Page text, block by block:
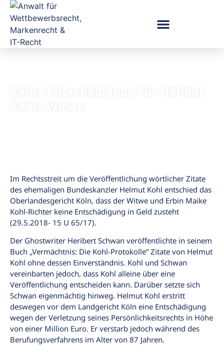
Im Rechtsstreit um die Veröffentlichung wörtlicher Zitate
des ehemaligen Bundeskanzler Helmut Kohl entschied das
Oberlandesgericht Köln, dass der Witwe und Erbin Maike
Kohl-Richter keine Entschädigung in Geld zusteht
(29.5.2018- 15 U 65/17).
Der Ghostwriter Heribert Schwan veröffentlichte in seinem
Buch „Vermächtnis: Die Kohl-Protokolle“ Zitate von Helmut
Kohl ohne dessen Einverständnis. Kohl und Schwan
vereinbarten jedoch, dass Kohl alleine über eine
Veröffentlichung entscheiden kann. Darüber setzte sich
Schwan eigenmächtig hinweg. Helmut Kohl erstritt
deswegen vor dem Landgericht Köln eine Entschädigung
wegen der Verletzung seines Persönlichkeitsrechts in Höhe
von einer Million Euro. Er verstarb jedoch während des
Berufungsverfahrens im Alter von 87 Jahren.